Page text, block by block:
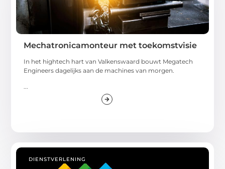
Mechatronicamonteur met toekomstvisie
In het hightech hart van Valkenswaard bouwt Megatech
Engineers dagelijks aan de machines van morgen.
...
DIENSTVERLENING